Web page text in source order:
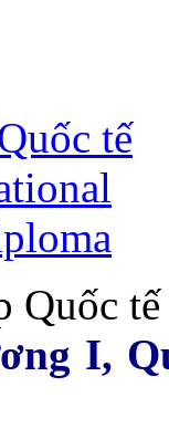
tế
Quốc
I,